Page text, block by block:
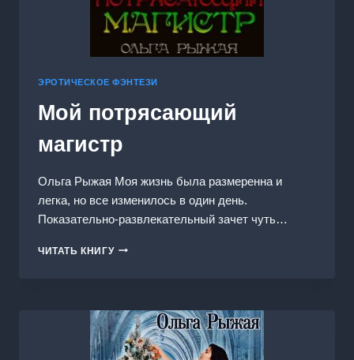
ЭРОТИЧЕСКОЕ ФЭНТЕЗИ
Мой потрясающий
магистр
Ольга Рыжая Моя жизнь была размеренна и
легка, но все изменилось в один день.
Показательно-развлекательный зачет чуть…
ЧИТАТЬ КНИГУМОЙ